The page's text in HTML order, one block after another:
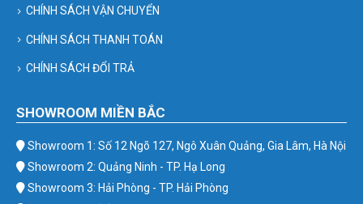
CHÍNH SÁCH VẬN CHUYỂN
CHÍNH SÁCH THANH TOÁN
CHÍNH SÁCH ĐỔI TRẢ
SHOWROOM MIỀN BẮC
Showroom 1: Số 12 Ngõ 127, Ngô Xuân Quảng, Gia Lâm, Hà Nội
Showroom 2: Quảng Ninh - TP. Hạ Long
Showroom 3: Hải Phòng - TP. Hải Phòng